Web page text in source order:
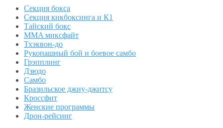
Секция бокса
Секция кикбоксинга и К1
Тайский бокс
MMA миксфайт
Тхэквон-до
Рукопашный бой и боевое самбо
Грэпплинг
Дзюдо
Самбо
Бразильское джиу-джитсу
Кроссфит
Женские программы
Дрон-рейсинг